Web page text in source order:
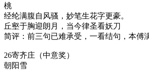
桃
经纶满腹自风骚，妙笔生花字更豪。
丘壑于胸迎朗月，当今律圣看妖刀
简评：前三句已难承受，一看结句，本傅
26寄齐庄（中意奖）
朝阳雪